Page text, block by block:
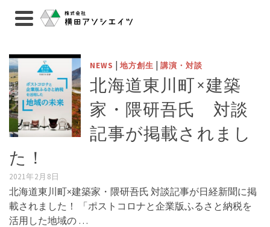
NEWS |地方創生 |講演・対談
北海道東川町×建築
家・隈研吾氏 対談
記事が掲載されまし
た！
2021年2月8日
北海道東川町×建築家・隈研吾氏 対談記事が日経新聞に掲
載されました！ 「ポストコロナと企業版ふるさと納税を
活用した地域の …